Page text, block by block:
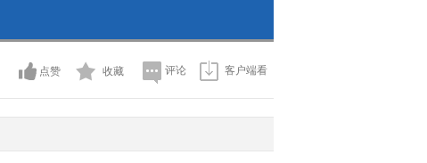
2020-07-16 14:49:42
业、新生资助和激励政策
点赞 收藏 评论 客户端看